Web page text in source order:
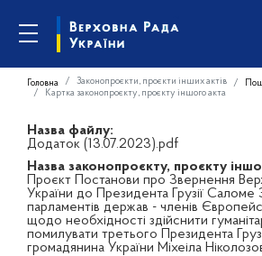
Головна Законопроєкти, проєкти інших актів
Картка законопроєкту, проєкту іншого акта
Назва файлу:
Додаток (13.07.2023).pdf
Назва законопроєкту, проєкту
Проєкт Постанови про Звернення
України до Президента Грузії Саломе
парламентів держав - членів
щодо необхідності здійснити
помилувати третього Президента
громадянина України Міхеіла